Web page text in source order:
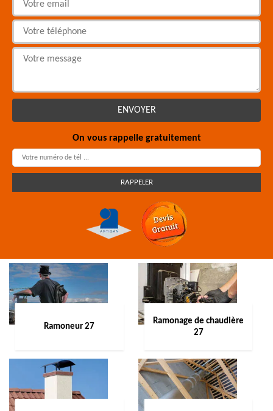
On vous rappelle gratuitement
Ramoneur 27
Ramonage de chaudière
27